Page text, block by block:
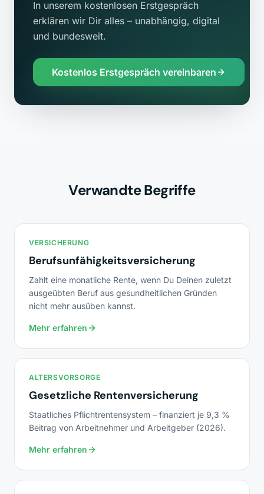
In unserem kostenlosen Erstgespräch
erklären wir Dir alles – unabhängig, digital
und bundesweit.
Kostenlos Erstgespräch vereinbaren
Verwandte Begriffe
VERSICHERUNG
Berufsunfähigkeitsversicherung
Zahlt eine monatliche Rente, wenn Du Deinen zuletzt
ausgeübten Beruf aus gesundheitlichen Gründen
nicht mehr ausüben kannst.
Mehr erfahren
ALTERSVORSORGE
Gesetzliche Rentenversicherung
Staatliches Pflichtrentensystem – finanziert je 9,3 %
Beitrag von Arbeitnehmer und Arbeitgeber (2026).
Mehr erfahren